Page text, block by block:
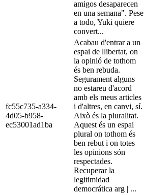
amigos desaparecen
en una semana". Pese
a todo, Yuki quiere
convert...
fc55c735-a334-
4d05-b958-
ec53001ad1ba
Acabau d'entrar a un
espai de llibertat, on
la opinió de tothom
és ben rebuda.
Segurament alguns
no estareu d'acord
amb els meus articles
i d'altres, en canvi, sí.
Això és la pluralitat.
Aquest és un espai
plural on tothom és
ben rebut i on totes
les opinions són
respectades.
Recuperar la
legitimidad
democrática arg | ...